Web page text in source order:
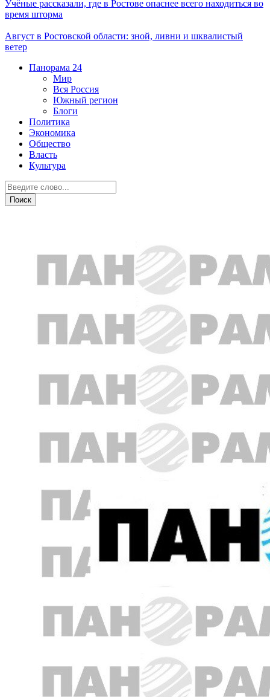
Учёные рассказали, где в Ростове опаснее всего находиться во
время шторма
Август в Ростовской области: зной, ливни и шквалистый
ветер
Панорама 24
Мир
Вся Россия
Южный регион
Блоги
Политика
Экономика
Общество
Власть
Культура